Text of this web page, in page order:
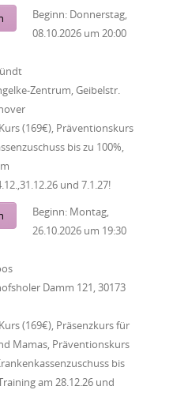
Beginn: Donnerstag,
08.10.2026 um 20:00
Zentrum, Geibelstr.
(169€), Präventionskurs
bis zu 100%,
und 7.1.27!
Beginn: Montag,
26.10.2026 um 19:30
Damm 121, 30173
(169€), Präsenzkurs für
Mamas, Präventionskurs
bis
am 28.12.26 und